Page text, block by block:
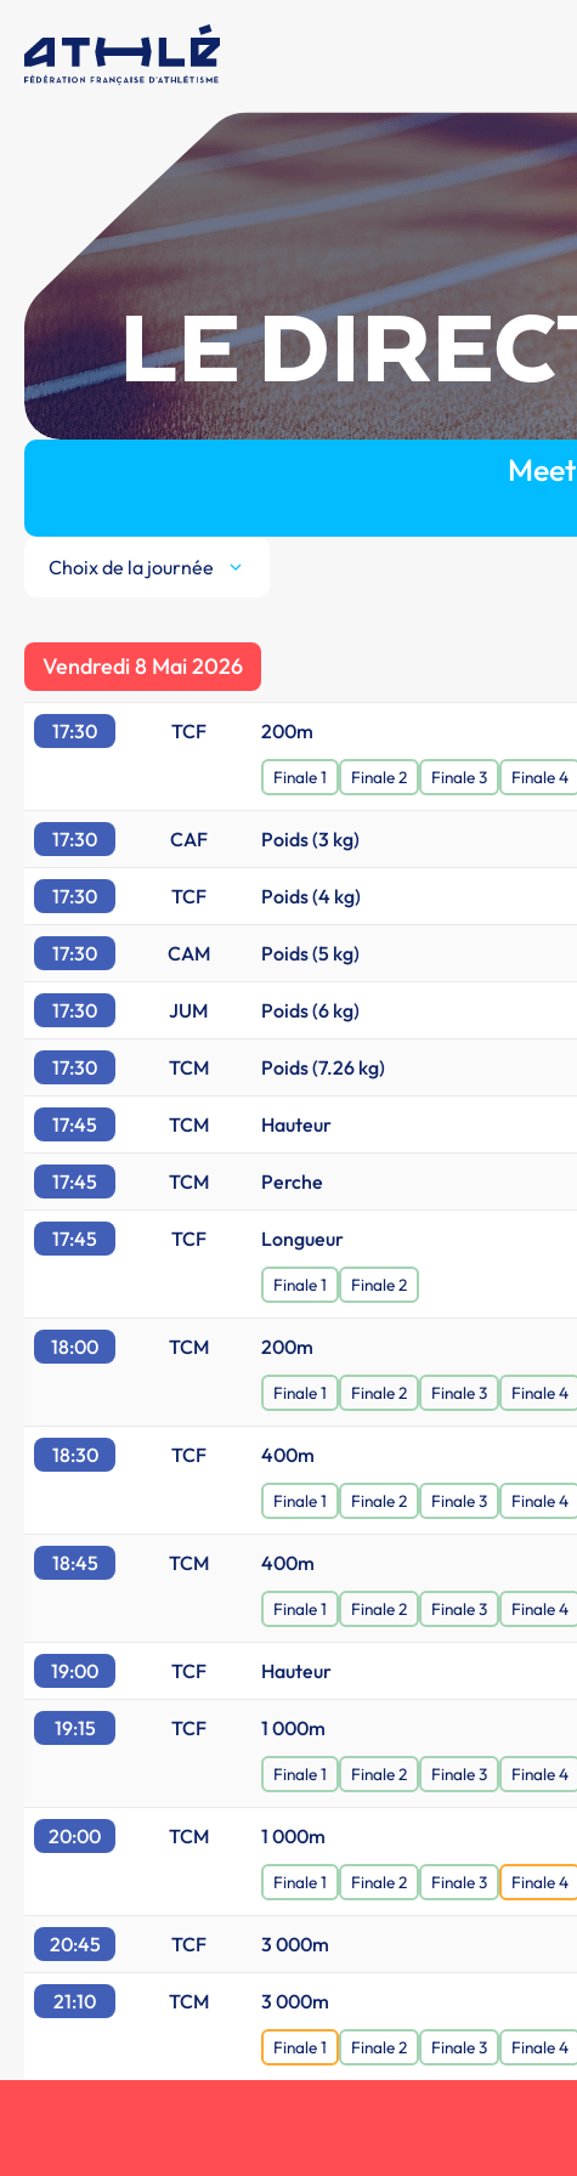
LE
Choix de la journée
Vendredi 8 Mai 2026
17:30 TCF 200m
Finale 1 Finale 2 Finale 3 Finale 4
17:30 CAF Poids (3 kg)
17:30 TCF Poids (4 kg)
17:30 CAM Poids (5 kg)
17:30 JUM Poids (6 kg)
17:30 TCM Poids (7.26 kg)
17:45 TCM Hauteur
17:45 TCM Perche
17:45 TCF Longueur
Finale 1 Finale 2
18:00 TCM 200m
Finale 1 Finale 2 Finale 3 Finale 4
18:30 TCF 400m
Finale 1 Finale 2 Finale 3 Finale 4
18:45 TCM 400m
Finale 1 Finale 2 Finale 3 Finale 4
19:00 TCF Hauteur
19:15 TCF 1 000m
Finale 1 Finale 2 Finale 3 Finale 4
20:00 TCM 1 000m
Finale 1 Finale 2 Finale 3 Finale 4
20:45 TCF 3 000m
21:10 TCM 3 000m
Finale 1 Finale 2 Finale 3 Finale 4